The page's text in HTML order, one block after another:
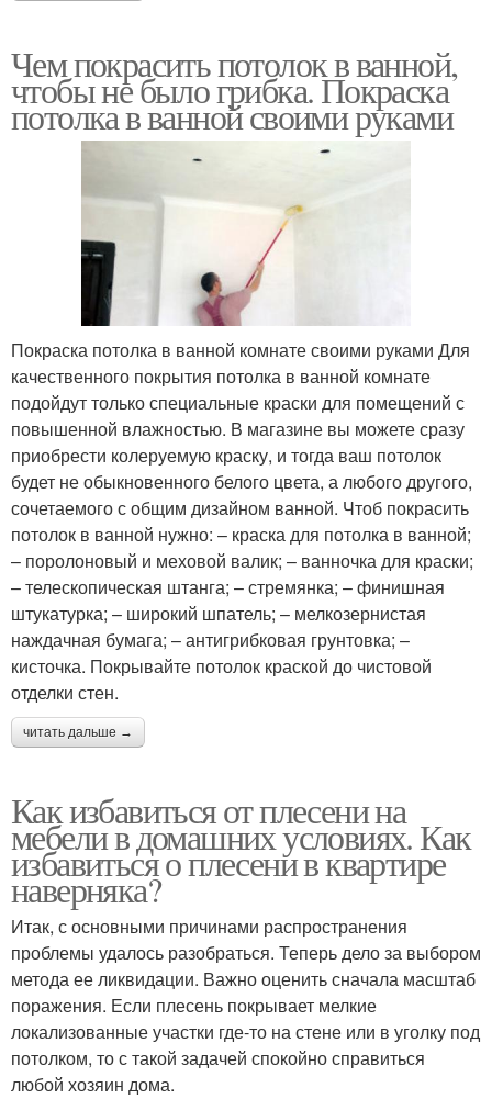
Чем покрасить потолок в ванной,
чтобы не было грибка. Покраска
потолка в ванной своими руками
Покраска потолка в ванной комнате своими руками Для
качественного покрытия потолка в ванной комнате
подойдут только специальные краски для помещений с
повышенной влажностью. В магазине вы можете сразу
приобрести колеруемую краску, и тогда ваш потолок
будет не обыкновенного белого цвета, а любого другого,
сочетаемого с общим дизайном ванной. Чтоб покрасить
потолок в ванной нужно: – краска для потолка в ванной;
– поролоновый и меховой валик; – ванночка для краски;
– телескопическая штанга; – стремянка; – финишная
штукатурка; – широкий шпатель; – мелкозернистая
наждачная бумага; – антигрибковая грунтовка; –
кисточка. Покрывайте потолок краской до чистовой
отделки стен.
читать дальше →
Как избавиться от плесени на
мебели в домашних условиях. Как
избавиться о плесени в квартире
наверняка?
Итак, с основными причинами распространения
проблемы удалось разобраться. Теперь дело за выбором
метода ее ликвидации. Важно оценить сначала масштаб
поражения. Если плесень покрывает мелкие
локализованные участки где-то на стене или в уголку под
потолком, то с такой задачей спокойно справиться
любой хозяин дома.